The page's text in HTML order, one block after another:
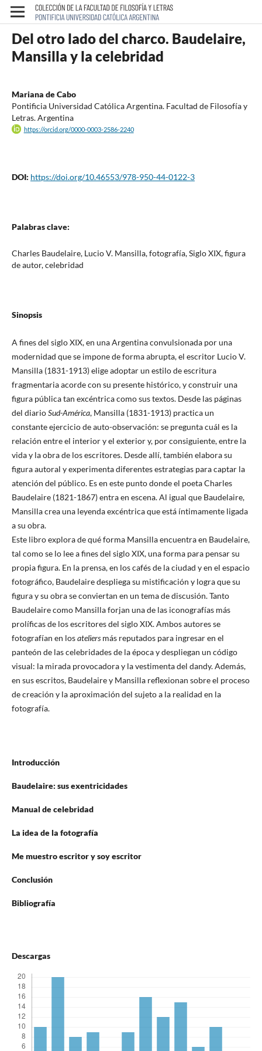
Del otro lado del charco. Baudelaire,
Mansilla y la celebridad
Mariana de Cabo
Pontificia Universidad Católica Argentina. Facultad de Filosofía y
Letras. Argentina
https://orcid.org/0000-0003-2586-2240
DOI: https://doi.org/10.46553/978-950-44-0122-3
Palabras clave:
Charles Baudelaire, Lucio V. Mansilla, fotografía, Siglo XIX, figura
de autor, celebridad
Sinopsis
A fines del siglo XIX, en una Argentina convulsionada por una
modernidad que se impone de forma abrupta, el escritor Lucio V.
Mansilla (1831-1913) elige adoptar un estilo de escritura
fragmentaria acorde con su presente histórico, y construir una
figura pública tan excéntrica como sus textos. Desde las páginas
del diarioSud-América, Mansilla (1831-1913) practica un
constante ejercicio de auto-observación: se pregunta cuál es la
relación entre el interior y el exterior y, por consiguiente, entre la
vida y la obra de los escritores. Desde allí, también elabora su
figura autoral y experimenta diferentes estrategias para captar la
atención del público. Es en este punto donde el poeta Charles
Baudelaire (1821-1867) entra en escena. Al igual que Baudelaire,
Mansilla crea una leyenda excéntrica que está íntimamente ligada
a su obra.
Este libro explora de qué forma Mansilla encuentra en Baudelaire,
tal como se lo lee a fines del siglo XIX, una forma para pensar su
propia figura. En la prensa, en los cafés de la ciudad y en el espacio
fotográfico, Baudelaire despliega su mistificación y logra que su
figura y su obra se conviertan en un tema de discusión. Tanto
Baudelaire como Mansilla forjan una de las iconografías más
prolíficas de los escritores del siglo XIX. Ambos autores se
fotografían en losateliersmás reputados para ingresar en el
panteón de las celebridades de la época y despliegan un código
visual: la mirada provocadora y la vestimenta del dandy. Además,
en sus escritos, Baudelaire y Mansilla reflexionan sobre el proceso
de creación y la aproximación del sujeto a la realidad en la
fotografía.
Introducción
Baudelaire: sus exentricidades
Manual de celebridad
La idea de la fotografía
Me muestro escritor y soy escritor
Conclusión
Bibliografía
Descargas